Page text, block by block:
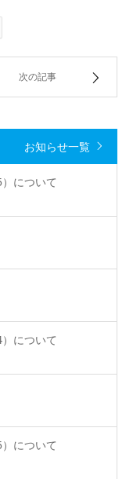
次の記事
お知らせ一覧
について
について
について
00
休
祝日